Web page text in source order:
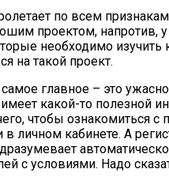
по всем
проектом, напротив,
необходимо
на такой проект.
главное – это
какой-то полезной
чтобы ознакомиться с
в личном кабинете. А
с условиями. Надо